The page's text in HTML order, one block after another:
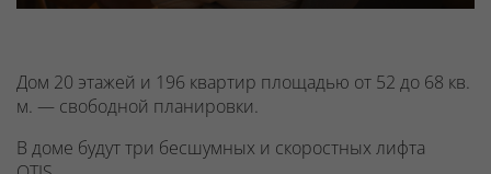
Дом 20 этажей и 196 квартир площадью от 52 до 68 кв.
м. — свободной планировки.
В доме будуттри бесшумных и скоростных лифта